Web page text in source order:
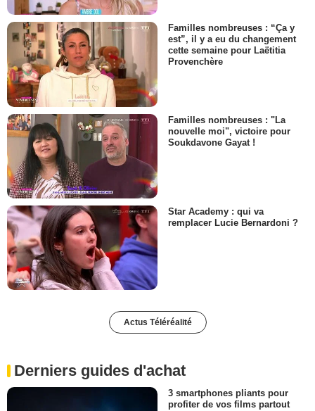
Familles nombreuses : “Ça y
est”, il y a eu du changement
cette semaine pour Laëtitia
Provenchère
Familles nombreuses : "La
nouvelle moi", victoire pour
Soukdavone Gayat !
Star Academy : qui va
remplacer Lucie Bernardoni ?
Actus Téléréalité
Derniers guides d'achat
3 smartphones pliants pour
profiter de vos films partout